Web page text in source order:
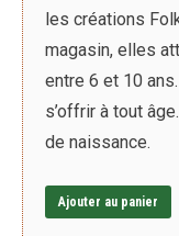
les créations
magasin, elles
entre 6 et 10
s’offrir à tout
de naissance.
Ajouter au panier